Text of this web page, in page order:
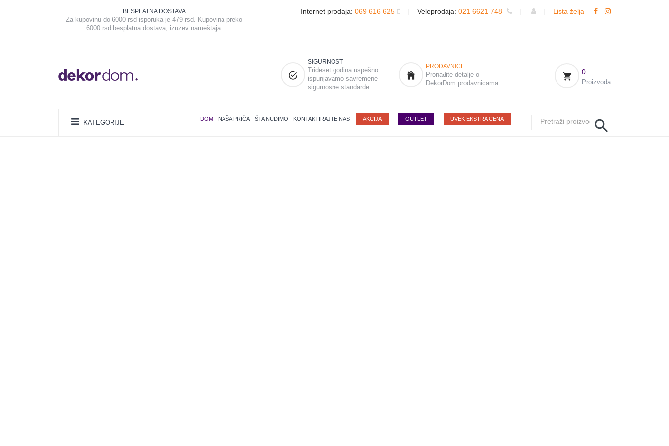
BESPLATNA DOSTAVA
Za kupovinu do 6000 rsd isporuka je 479 rsd. Kupovina preko
6000 rsd besplatna dostava, izuzev nameštaja.
Internet prodaja: 069 616 625 Veleprodaja: 021 6621 748 Lista želja
SIGURNOST
Trideset godina uspešno
ispunjavamo savremene
sigurnosne standarde.
PRODAVNICE
Pronađite detalje o
DekorDom prodavnicama.
0
Proizvoda
KATEGORIJE DOM NAŠA PRIČA ŠTA NUDIMO KONTAKTIRAJTE NAS AKCIJA OUTLET UVEK EKSTRA CENA